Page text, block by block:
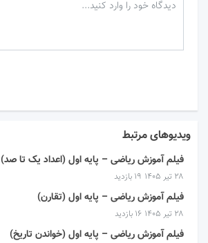
ویدیوهای مرتبط
فیلم آموزش ریاضی – پایه اول (اعداد یک تا صد)
۲۸ تیر ۱۴۰۵ 19 بازدید
فیلم آموزش ریاضی – پایه اول (تقارن)
۲۸ تیر ۱۴۰۵ 16 بازدید
فیلم آموزش ریاضی – پایه اول (خواندن تاریخ)